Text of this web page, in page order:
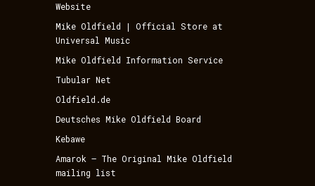
Website
Mike Oldfield | Official Store at
Universal Music
Mike Oldfield Information Service
Tubular Net
Oldfield.de
Deutsches Mike Oldfield Board
Kebawe
Amarok – The Original Mike Oldfield
mailing list